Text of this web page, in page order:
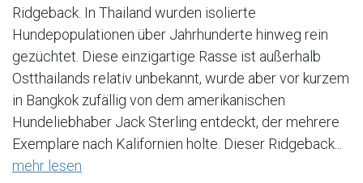
Ridgeback. In Thailand wurden isolierte
Hundepopulationen über Jahrhunderte hinweg rein
gezüchtet. Diese einzigartige Rasse ist außerhalb
Ostthailands relativ unbekannt, wurde aber vor kurzem
in Bangkok zufällig von dem amerikanischen
Hundeliebhaber Jack Sterling entdeckt, der mehrere
Exemplare nach Kalifornien holte. Dieser Ridgeback...
mehr lesen